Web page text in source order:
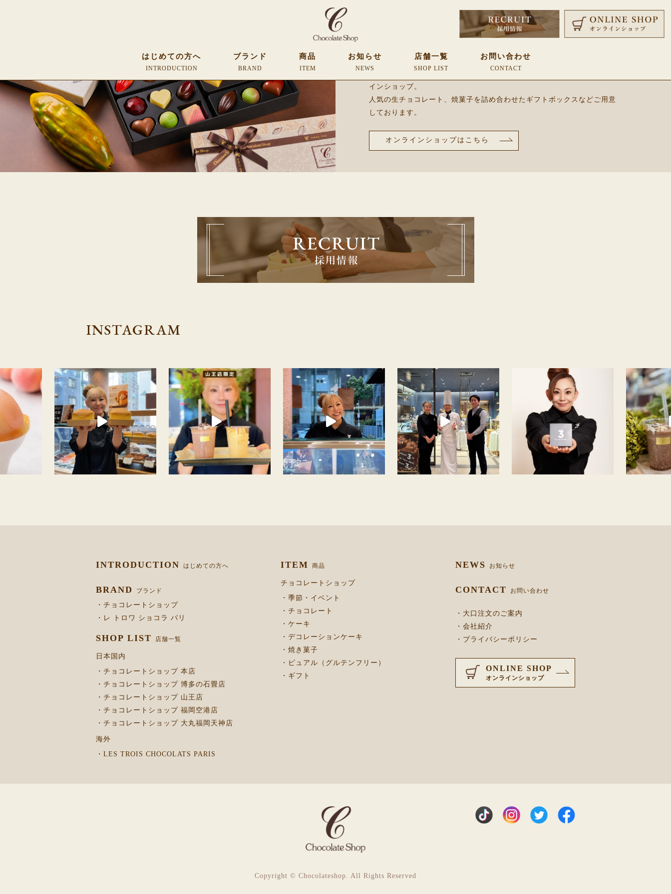
はじめての方へ
INTRODUCTION
ブランド
BRAND
商品
ITEM
お知らせ
NEWS
店舗一覧
SHOP LIST
お問い合わせ
CONTACT
ONLINE SHOP オンラインショップ
インショップ。
人気の生チョコレート、焼菓子を詰め合わせたギフトボックスなどご用意
しております。
オンラインショップはこちら
INSTAGRAM
ジー【山王店限定】で絶
13日(月)より販売開始チョコレートシ
、そして大丸福岡天神店へ2026年6月30日をもちまして、レトロワショコラ
【レトロワショコラ 福岡天神ソラリア店から大切なお知らせ】 ⋆┈┈┈┈┈┈┈┈┈┈┈┈┈┈┈⋆
夏季限定【ショコラスムージー】 今年も山王店限定で、大人気のショコラスムージーが絶賛販売中です！
INTRODUCTION はじめての方へ
BRAND ブランド
・チョコレートショップ
・レ トロワ ショコラ パリ
SHOP LIST 店舗一覧
日本国内
・チョコレートショップ 本店
・チョコレートショップ 博多の石畳店
・チョコレートショップ 山王店
・チョコレートショップ 福岡空港店
・チョコレートショップ 大丸福岡天神店
海外
・LES TROIS CHOCOLATS PARIS
ITEM 商品
チョコレートショップ
・季節・イベント
・チョコレート
・ケーキ
・デコレーションケーキ
・焼き菓子
・ピュアル（グルテンフリー）
・ギフト
NEWS お知らせ
CONTACT お問い合わせ
・大口注文のご案内
・会社紹介
・プライバシーポリシー
ONLINE SHOP
オンラインショップ
Copyright © Chocolateshop. All Rights Reserved